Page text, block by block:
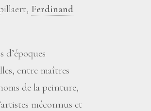
Ferdinand
entre maîtres
de la peinture,
méconnus et